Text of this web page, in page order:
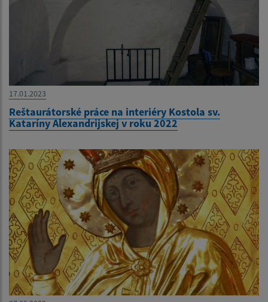
17.01.2023
Reštaurátorské práce na interiéry Kostola sv.
Kataríny Alexandrijskej v roku 2022